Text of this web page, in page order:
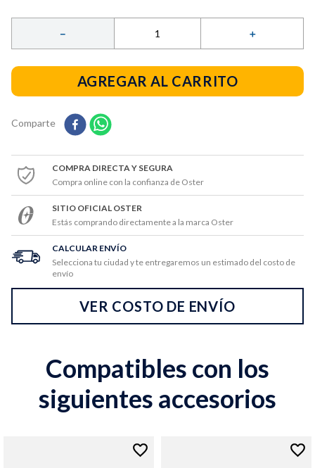
＋
－
AGREGAR AL CARRITO
Comparte
COMPRA DIRECTA Y SEGURA
Compra online con la confianza de Oster
SITIO OFICIAL OSTER
Estás comprando directamente a la marca Oster
CALCULAR ENVÍO
Selecciona tu ciudad y te entregaremos un estimado del costo de
envío
VER COSTO DE ENVÍO
Compatibles con los
siguientes accesorios